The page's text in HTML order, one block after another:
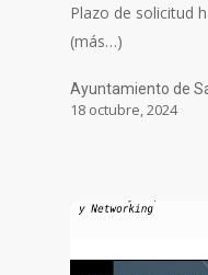
Plazo de solicitud
(más…)
Ayuntamiento de
18 octubre, 2024